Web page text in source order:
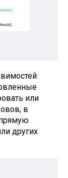
или
в
других